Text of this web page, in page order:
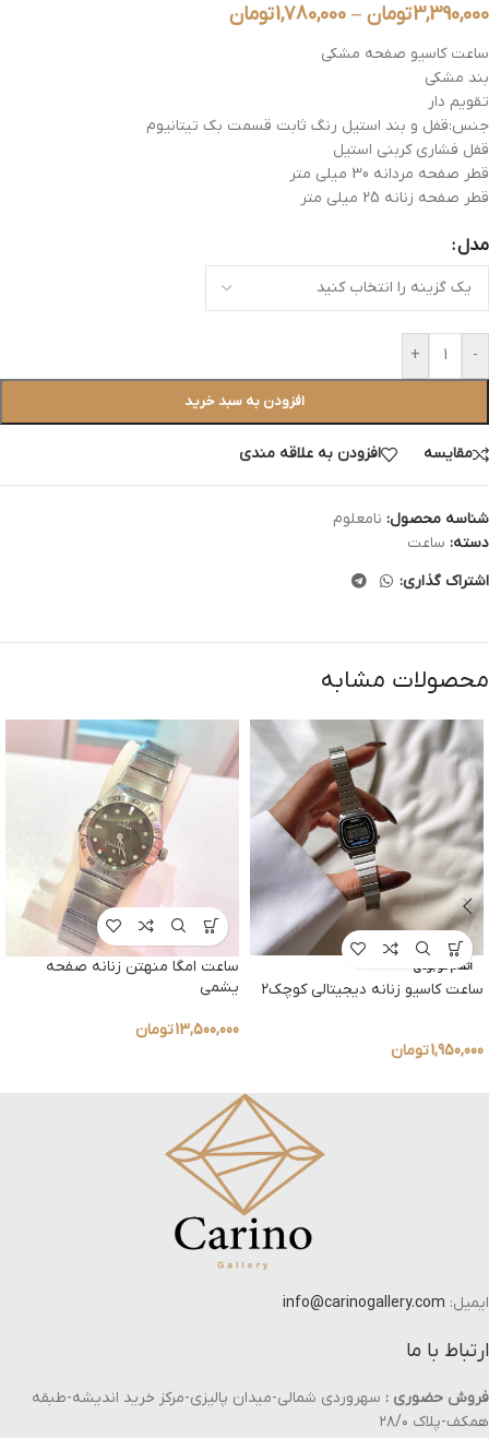
3,390,000تومان –
1,780,000تومان
ساعت کاسیو صفحه مشکی
بند مشکی
تقویم دار
جنس:قفل و بند استیل رنگ ثابت قسمت بک تیتانیوم
قفل فشاری کربنی استیل
قطر صفحه مردانه 30 میلی متر
قطر صفحه زنانه 25 میلی متر
مدل
-
+
افزودن به سبد خرید
مقایسه افزودن به علاقه مندی
شناسه محصول: نامعلوم
دسته: ساعت
اشتراک گذاری:
محصولات مشابه
اتمام موجودی
ساعت کاسیو زنانه دیجیتالی کوچک2
1,950,000تومان
ساعت امگا منهتن زنانه صفحه
یشمی
13,500,000تومان
ایمیل: info@carinogallery.com
ارتباط با ما
فروش حضوری : سهروردی شمالی-میدان پالیزی-مرکز خرید اندیشه-طبقه
همکف-پلاک ۲۸/۰